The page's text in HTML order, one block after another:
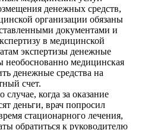
денежных средств,
организации обязаны
документами и
в медицинской
экспертизы денежные
необоснованно медицинская
денежные средства на
счет.
когда за оказание
деньги, врач попросил
стационарного лечения,
обратиться к руководителю